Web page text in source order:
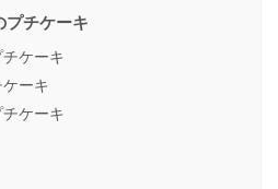
プチケーキ
ケーキ
ーキ
ケーキ